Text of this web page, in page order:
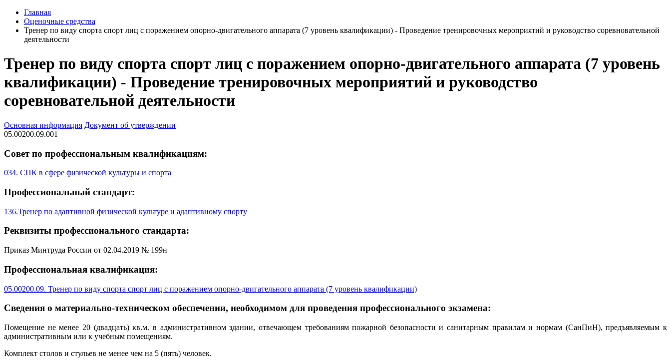
Главная
Оценочные средства
Тренер по виду спорта спорт лиц с поражением опорно-двигательного аппарата (7 уровень квалификации) - Проведение тренировочных мероприятий и руководство соревновательной
деятельности
Тренер по виду спорта спорт лиц с поражением опорно-двигательного аппарата (7 уровень
квалификации) - Проведение тренировочных мероприятий и руководство
соревновательной деятельности
Основная информация Документ об утверждении
05.00200.09.001
Совет по профессиональным квалификациям:
034. СПК в сфере физической культуры и спорта
Профессиональный стандарт:
136.Тренер по адаптивной физической культуре и адаптивному спорту
Реквизиты профессионального стандарта:
Приказ Минтруда России от 02.04.2019 № 199н
Профессиональная квалификация:
05.00200.09. Тренер по виду спорта спорт лиц с поражением опорно-двигательного аппарата (7 уровень квалификации)
Сведения о материально-техническом обеспечении, необходимом для проведения профессионального экзамена:
Помещение не менее 20 (двадцать) кв.м. в административном здании, отвечающем требованиям пожарной безопасности и санитарным правилам и нормам (СанПиН), предъявляемым к
административным или к учебным помещениям.
Комплект столов и стульев не менее чем на 5 (пять) человек.